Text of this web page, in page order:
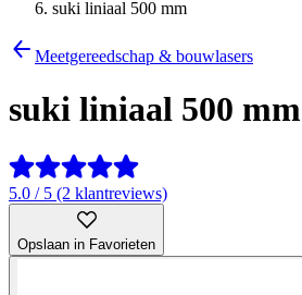
suki liniaal 500 mm
Meetgereedschap & bouwlasers
suki liniaal 500 mm
5.0 / 5 (2 klantreviews)
Opslaan in Favorieten